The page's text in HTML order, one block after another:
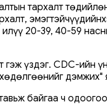
тархалт
20-39, 40-59
үздэг. CDC-ийн
байгаа ч